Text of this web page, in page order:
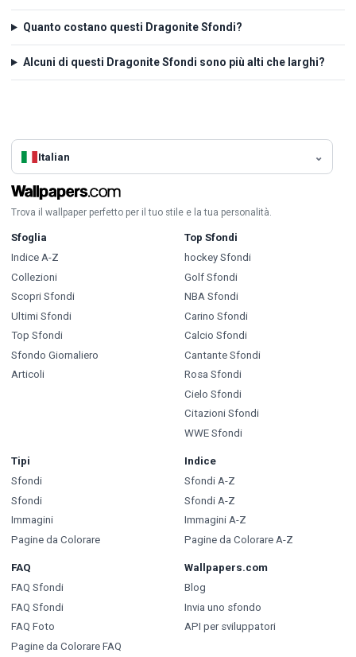
Quanto costano questi Dragonite Sfondi?
Alcuni di questi Dragonite Sfondi sono più alti che larghi?
Italian
Trova il wallpaper perfetto per il tuo stile e la tua personalità.
Sfoglia
Indice A-Z
Collezioni
Scopri Sfondi
Ultimi Sfondi
Top Sfondi
Sfondo Giornaliero
Articoli
Top Sfondi
hockey Sfondi
Golf Sfondi
NBA Sfondi
Carino Sfondi
Calcio Sfondi
Cantante Sfondi
Rosa Sfondi
Cielo Sfondi
Citazioni Sfondi
WWE Sfondi
Tipi
Sfondi
Sfondi
Immagini
Pagine da Colorare
Indice
Sfondi A-Z
Sfondi A-Z
Immagini A-Z
Pagine da Colorare A-Z
FAQ
FAQ Sfondi
FAQ Sfondi
FAQ Foto
Pagine da Colorare FAQ
Wallpapers.com
Blog
Invia uno sfondo
API per sviluppatori